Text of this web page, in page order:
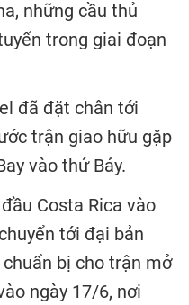
những cầu thủ
trong giai đoạn
đã đặt chân tới
trận giao hữu gặp
vào thứ Bảy.
Costa Rica vào
tới đại bản
bị cho trận mở
ngày 17/6, nơi